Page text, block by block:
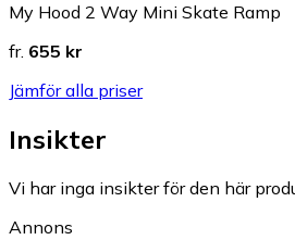
My Hood 2 Way Mini Skate Ramp
fr. 655 kr
Jämför alla priser
Insikter
Vi har inga insikter för den här
Annons